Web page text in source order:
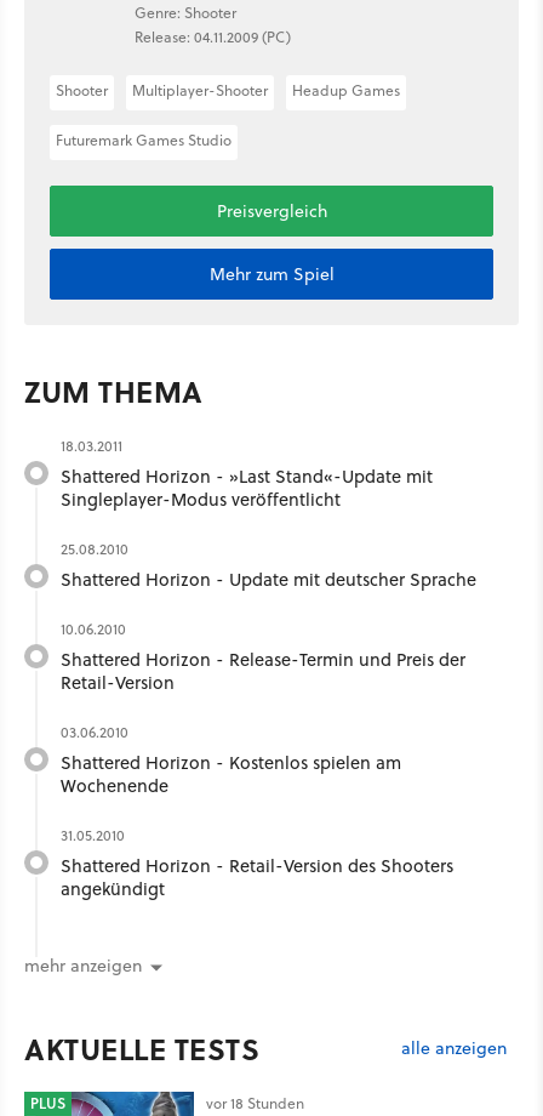
Genre: Shooter
Release: 04.11.2009 (PC)
Shooter Multiplayer-Shooter Headup Games
Futuremark Games Studio
Preisvergleich
Mehr zum Spiel
ZUM THEMA
18.03.2011
Shattered Horizon - »Last Stand«-Update mit
Singleplayer-Modus veröffentlicht
25.08.2010
Shattered Horizon - Update mit deutscher Sprache
10.06.2010
Shattered Horizon - Release-Termin und Preis der
Retail-Version
03.06.2010
Shattered Horizon - Kostenlos spielen am
Wochenende
31.05.2010
Shattered Horizon - Retail-Version des Shooters
angekündigt
mehr anzeigen
AKTUELLE TESTS alle anzeigen
PLUS vor 18 Stunden